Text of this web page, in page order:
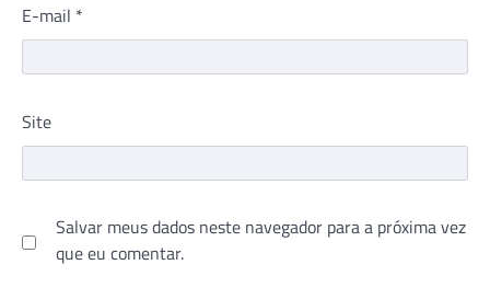
E-mail *
Site
Salvar meus dados neste navegador para a próxima vez
que eu comentar.